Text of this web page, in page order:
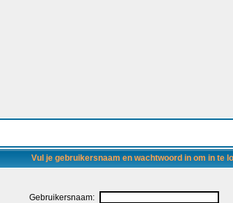
Vul je gebruikersnaam en wachtwoord in om in te
Gebruikersnaam: